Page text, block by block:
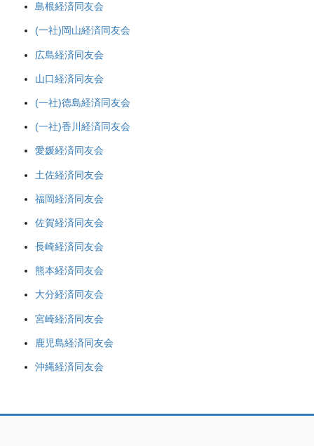
島根経済同友会
(一社)岡山経済同友会
広島経済同友会
山口経済同友会
(一社)徳島経済同友会
(一社)香川経済同友会
愛媛経済同友会
土佐経済同友会
福岡経済同友会
佐賀経済同友会
長崎経済同友会
熊本経済同友会
大分経済同友会
宮崎経済同友会
鹿児島経済同友会
沖縄経済同友会